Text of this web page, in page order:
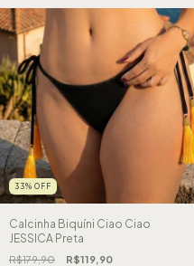
33% OFF
Calcinha Biquíni Ciao Ciao
JESSICA Preta
R$179,90 R$119,90